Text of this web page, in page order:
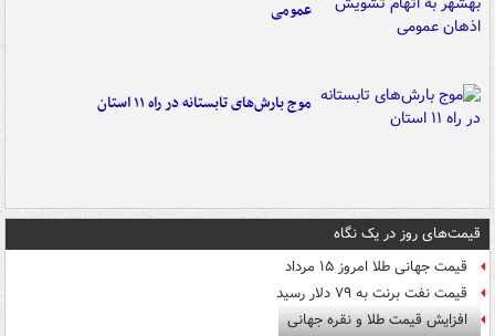
عمومی
موج بارش‌های تابستانه در راه ۱۱ استان
قیمت‌های روز در یک نگاه
قیمت جهانی طلا امروز ۱۵ مرداد
قیمت نفت برنت به ۷۹ دلار رسید
افزایش قیمت طلا و نقره جهانی